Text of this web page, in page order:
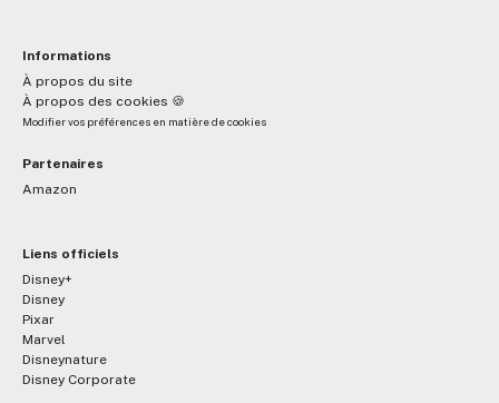
Informations
À propos du site
À propos des cookies 🍪
Modifier vos préférences en matière de cookies
Partenaires
Amazon
Liens officiels
Disney+
Disney
Pixar
Marvel
Disneynature
Disney Corporate